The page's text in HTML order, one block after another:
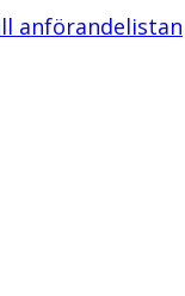
anförandelistan